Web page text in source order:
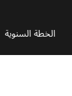
الخطة السنوية